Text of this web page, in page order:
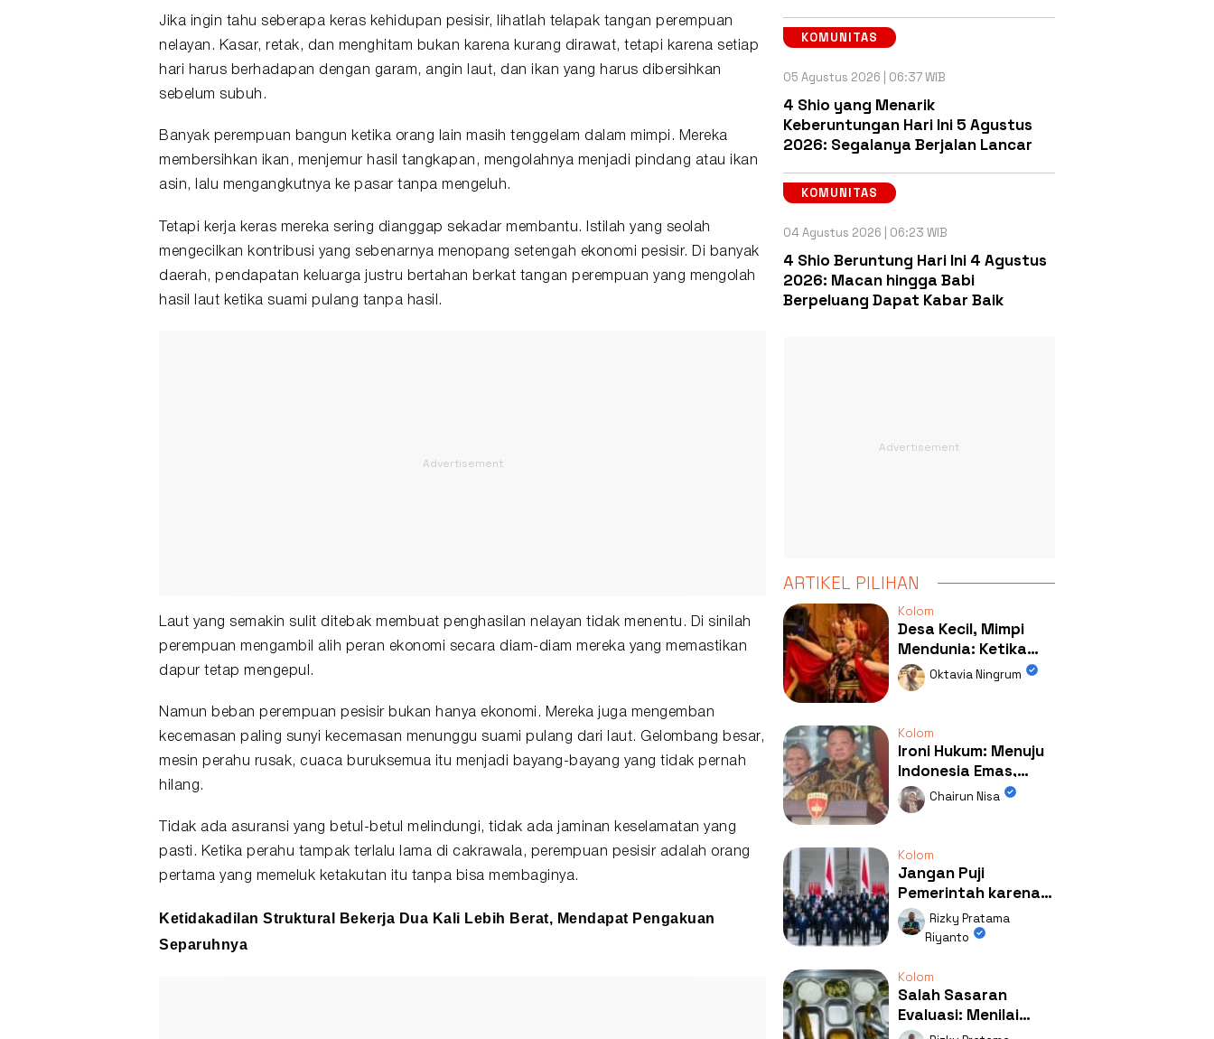
Jika ingin tahu seberapa keras kehidupan pesisir, lihatlah telapak tangan perempuan
nelayan. Kasar, retak, dan menghitam bukan karena kurang dirawat, tetapi karena setiap
hari harus berhadapan dengan garam, angin laut, dan ikan yang harus dibersihkan
sebelum subuh.
Banyak perempuan bangun ketika orang lain masih tenggelam dalam mimpi. Mereka
membersihkan ikan, menjemur hasil tangkapan, mengolahnya menjadi pindang atau ikan
asin, lalu mengangkutnya ke pasar tanpa mengeluh.
Tetapi kerja keras mereka sering dianggap sekadar membantu. Istilah yang seolah
mengecilkan kontribusi yang sebenarnya menopang setengah ekonomi pesisir. Di banyak
daerah, pendapatan keluarga justru bertahan berkat tangan perempuan yang mengolah
hasil laut ketika suami pulang tanpa hasil.
Laut yang semakin sulit ditebak membuat penghasilan nelayan tidak menentu. Di sinilah
perempuan mengambil alih peran ekonomi secara diam-diam mereka yang memastikan
dapur tetap mengepul.
Namun beban perempuan pesisir bukan hanya ekonomi. Mereka juga mengemban
kecemasan paling sunyi kecemasan menunggu suami pulang dari laut. Gelombang besar,
mesin perahu rusak, cuaca buruksemua itu menjadi bayang-bayang yang tidak pernah
hilang.
Tidak ada asuransi yang betul-betul melindungi, tidak ada jaminan keselamatan yang
pasti. Ketika perahu tampak terlalu lama di cakrawala, perempuan pesisir adalah orang
pertama yang memeluk ketakutan itu tanpa bisa membaginya.
Ketidakadilan Struktural Bekerja Dua Kali Lebih Berat, Mendapat Pengakuan
Separuhnya
KOMUNITAS
05 Agustus 2026 | 06:37 WIB
4 Shio yang Menarik
Keberuntungan Hari Ini 5 Agustus
2026: Segalanya Berjalan Lancar
KOMUNITAS
04 Agustus 2026 | 06:23 WIB
4 Shio Beruntung Hari Ini 4 Agustus
2026: Macan hingga Babi
Berpeluang Dapat Kabar Baik
ARTIKEL PILIHAN
Kolom
Desa Kecil, Mimpi
Mendunia: Ketika
Kolaborasi
Mengubah Wajah
Oktavia Ningrum
Kolom
Ironi Hukum: Menuju
Indonesia Emas,
Ternyata Emasnya
Ada di Rumah Febrie!
Chairun Nisa
Kolom
Jangan Puji
Pemerintah karena
Kerja: Mengapa
Publik Begitu Mudah
Rizky Pratama
Riyanto
Kolom
Salah Sasaran
Evaluasi: Menilai
Program MBG Lewat